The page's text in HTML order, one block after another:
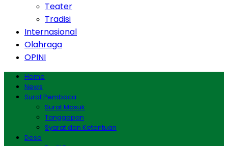
Teater
Tradisi
Internasional
Olahraga
OPINI
Home
News
Surat Pembaca
Surat Masuk
Tanggapan
Syarat dan Ketentuan
Desa